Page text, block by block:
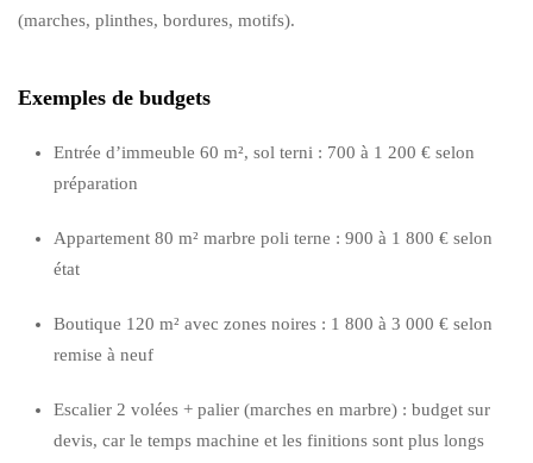
(marches, plinthes, bordures, motifs).
Exemples de budgets
Entrée d’immeuble 60 m², sol terni : 700 à 1 200 € selon
préparation
Appartement 80 m² marbre poli terne : 900 à 1 800 € selon
état
Boutique 120 m² avec zones noires : 1 800 à 3 000 € selon
remise à neuf
Escalier 2 volées + palier (marches en marbre) : budget sur
devis, car le temps machine et les finitions sont plus longs